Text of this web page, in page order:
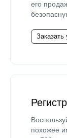
его
Заказать
похожее